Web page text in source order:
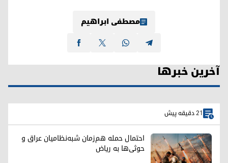
مصطفی ابراهیم
آخرین خبرها
21 دقیقه پیش
احتمال حمله هم‌زمان شبه‌نظامیان عراق و
حوثی‌ها به ریاض